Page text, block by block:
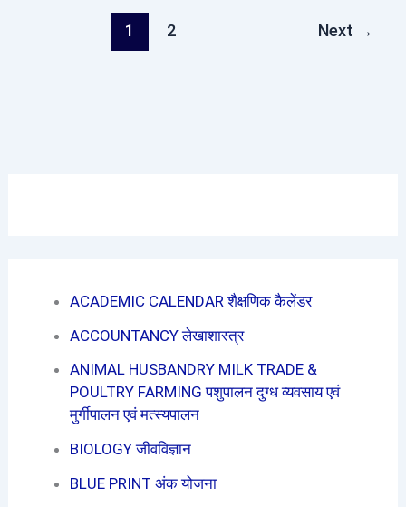
1 2 Next →
ACADEMIC CALENDAR शैक्षणिक कैलेंडर
ACCOUNTANCY लेखाशास्त्र
ANIMAL HUSBANDRY MILK TRADE &
POULTRY FARMING पशुपालन दुग्ध व्यवसाय एवं
मुर्गीपालन एवं मत्स्यपालन
BIOLOGY जीवविज्ञान
BLUE PRINT अंक योजना